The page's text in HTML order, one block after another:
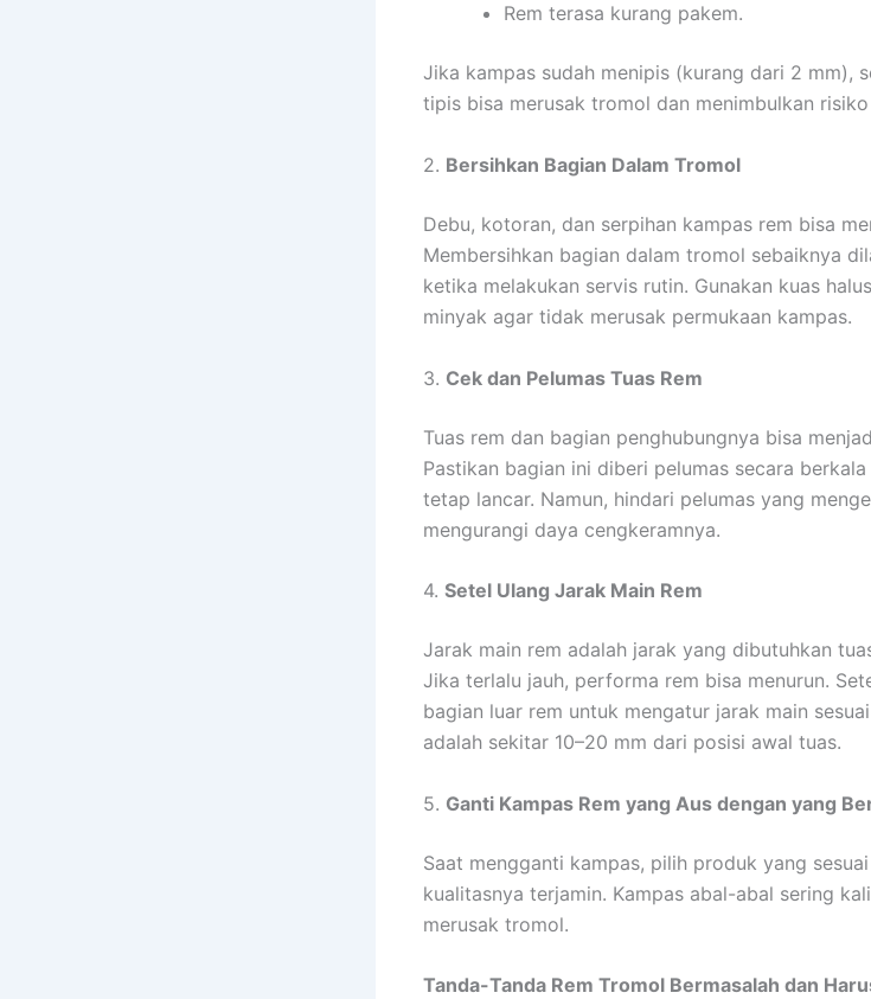
Rem terasa kurang pakem.
Jika kampas sudah menipis (kurang dari 2 mm),
tipis bisa merusak tromol dan menimbulkan
2. Bersihkan Bagian Dalam Tromol
Debu, kotoran, dan serpihan kampas rem bisa
Membersihkan bagian dalam tromol sebaiknya
ketika melakukan servis rutin. Gunakan kuas
minyak agar tidak merusak permukaan kampas.
3. Cek dan Pelumas Tuas Rem
Tuas rem dan bagian penghubungnya bisa
Pastikan bagian ini diberi pelumas secara
tetap lancar. Namun, hindari pelumas yang
mengurangi daya cengkeramnya.
4. Setel Ulang Jarak Main Rem
Jarak main rem adalah jarak yang dibutuhkan
Jika terlalu jauh, performa rem bisa menurun.
bagian luar rem untuk mengatur jarak main
adalah sekitar 10–20 mm dari posisi awal tuas.
5. Ganti Kampas Rem yang Aus dengan yang
Saat mengganti kampas, pilih produk yang
kualitasnya terjamin. Kampas abal-abal sering
merusak tromol.
Tanda-Tanda Rem Tromol Bermasalah dan